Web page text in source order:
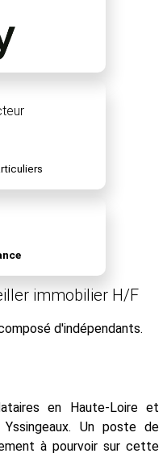
immobilier H/F
d'indépendants.
en Haute-Loire et
Un poste de
à pourvoir sur cette